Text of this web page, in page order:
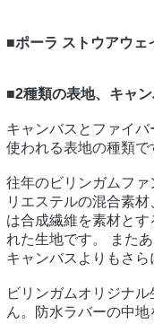
■ポーラ ストウアウェ
■2種類の表地、キャ
キャンバスとファイ
使われる表地の種類で
往年のビリンガムフ
リエステルの混合素
は合成繊維を素材と
れた生地です。 また
キャンバスよりもさら
ビリンガムオリジナ
ん。防水ラバーの中